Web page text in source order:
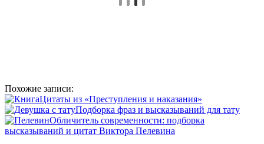
Похожие записи:
Цитаты из «Преступления и наказания»
Подборка фраз и высказываний для тату
Обличитель современности: подборка
высказываний и цитат Виктора Пелевина